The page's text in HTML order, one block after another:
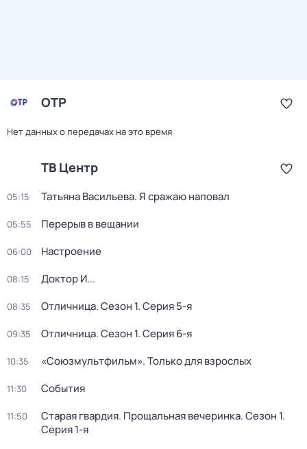
ОТР
Нет данных о передачах на это время
ТВ Центр
05:15 Татьяна Васильева. Я сражаю наповал
05:55 Перерыв в вещании
06:00 Настроение
08:15 Доктор И...
08:35 Отличница. Сезон 1. Серия 5-я
09:35 Отличница. Сезон 1. Серия 6-я
10:35 «Союзмультфильм». Только для взрослых
11:30 События
11:50 Старая гвардия. Прощальная вечеринка. Сезон 1.
Серия 1-я